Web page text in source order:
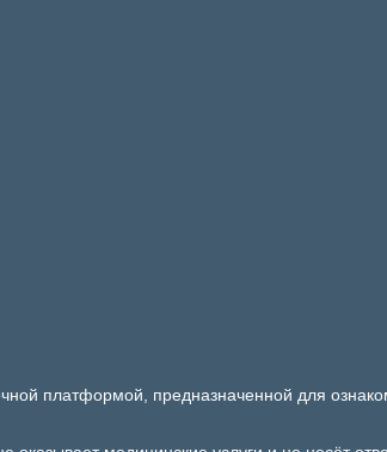
платформой, предназначенной для